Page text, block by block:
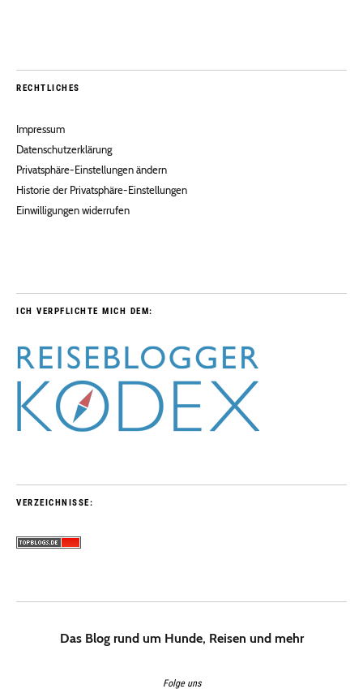
RECHTLICHES
Impressum
Datenschutzerklärung
Privatsphäre-Einstellungen ändern
Historie der Privatsphäre-Einstellungen
Einwilligungen widerrufen
ICH VERPFLICHTE MICH DEM:
VERZEICHNISSE:
Das Blog rund um Hunde, Reisen und mehr
Folge uns